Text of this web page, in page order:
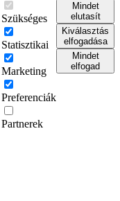
Szükséges
Statisztikai
Marketing
Preferenciák
Partnerek
Mindet
elutasít
Kiválasztás
elfogadása
Mindet
elfogad